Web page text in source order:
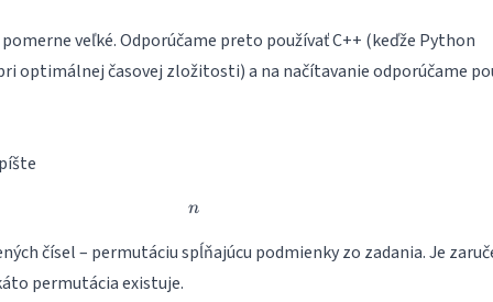
veľké. Odporúčame preto používať C++ (keďže Python
optimálnej časovej zložitosti) a na načítavanie odporúčame
n
n
čísel – permutáciu spĺňajúcu podmienky zo zadania. Je
permutácia existuje.